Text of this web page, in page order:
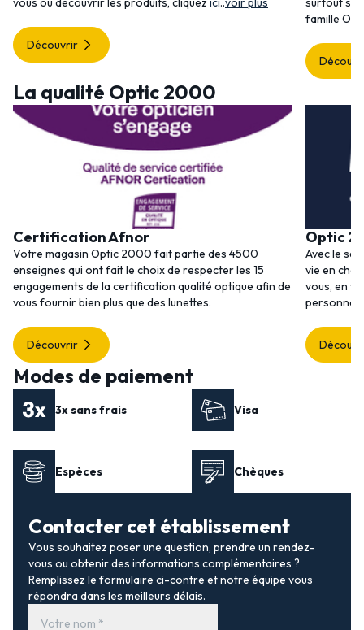
Découvrir
famille
La qualité Optic 2000
Certification Afnor
Votre magasin Optic 2000 fait partie des 4500
enseignes qui ont fait le choix de respecter les 15
engagements de la certification qualité optique afin de
vous fournir bien plus que des lunettes.
Découvrir
Optic
Avec le
vie en
vous, en
Modes de paiement
3x sans frais Visa
Espèces Chèques
Contacter cet établissement
Vous souhaitez poser une question, prendre un rendez-
vous ou obtenir des informations complémentaires ?
Remplissez le formulaire ci-contre et notre équipe vous
répondra dans les meilleurs délais.